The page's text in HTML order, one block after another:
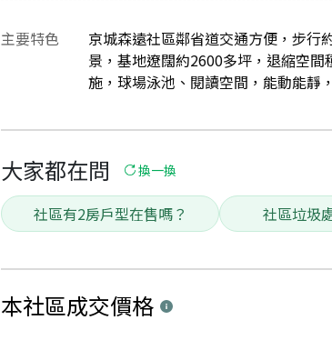
主要特色
京城森遠社區鄰省道交通方便，步行
景，基地遼闊約2600多坪，退縮空
施，球場泳池、閱讀空間，能動能
大家都在問 換一換
社區有2房戶型在售嗎？ 社區垃圾
本社區成交價格